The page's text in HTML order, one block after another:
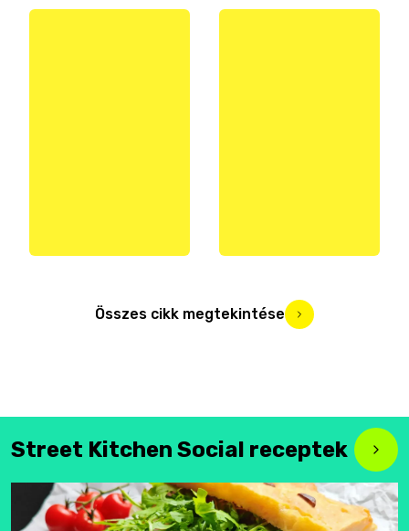
Összes cikk megtekintése
Street Kitchen Social receptek